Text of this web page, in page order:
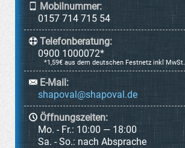
Mobilnummer:
0157 714 715 54
Telefonberatung:
0900 1000072*
*1,59€ aus dem deutschen Festnetz inkl MwSt.
E-Mail:
Öffnungszeiten:
Mo. - Fr.: 10:00 — 18:00
Sa. - So.: nach Absprache